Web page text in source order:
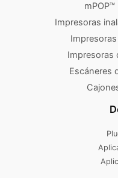
Impresoras
Impresoras
Escáneres